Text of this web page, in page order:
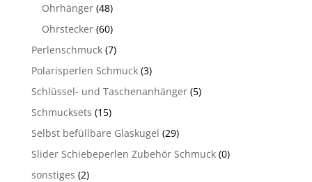
Ohrhänger (48)
Ohrstecker (60)
Perlenschmuck (7)
Polarisperlen Schmuck (3)
Schlüssel- und Taschenanhänger (5)
Schmucksets (15)
Selbst befüllbare Glaskugel (29)
Slider Schiebeperlen Zubehör Schmuck (0)
sonstiges (2)